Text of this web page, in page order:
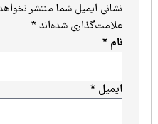
نشانی ایمیل شما منتشر نخواهد شد.
علامت‌گذاری شده‌اند*
ایمیل*